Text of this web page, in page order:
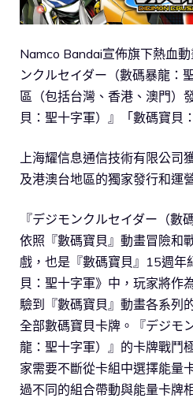
Namco Bandai宣佈旗下熱血
ンクルセイダー（數碼暴龍：
區（包括台灣、香港、澳門）
貝：聖十字軍）』「數碼寶貝
上海耀信息通信技術有限公司
及港澳台地區的獨家發行和運
『デジモンクルセイダー（數
依照『數碼寶貝』動畫冒險和
戲，也是『數碼寶貝』15週年
貝：聖十字軍》中，玩家將作
驗到『數碼寶貝』動畫各系列
全部數碼寶貝卡牌。『デジモ
龍：聖十字軍）』的卡牌戰鬥
家需要不斷從卡組中選擇能量
過不同的組合帶動與能量卡牌